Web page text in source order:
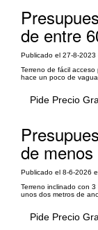
de entre
Publicado el 27-8-2023
Terreno de fácil
hace un poco de
Pide Precio
de
Publicado el 8-6-2026
Terreno inclinado con
unos dos metros de
Pide Precio